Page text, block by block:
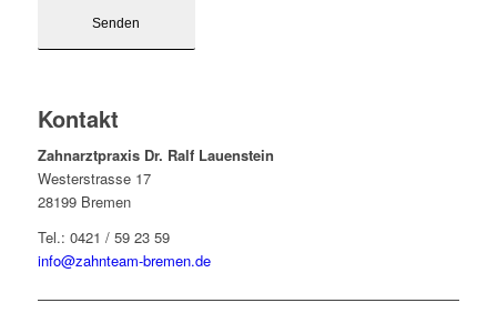
Kontakt
Zahnarztpraxis Dr. Ralf Lauenstein
Westerstrasse 17
28199 Bremen
Tel.: 0421 / 59 23 59
info@zahnteam-bremen.de